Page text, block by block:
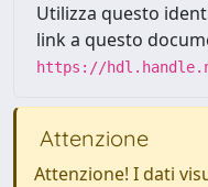
Utilizza questo
link a questo
https://
Attenzione
Attenzione! I dati